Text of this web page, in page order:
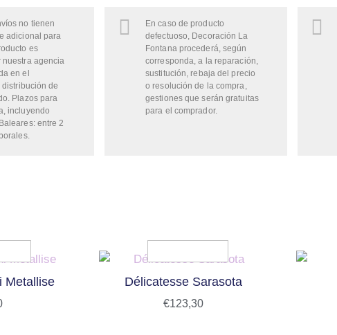
no tienen
adicional para
es
nuestra agencia
en el
distribución de
Plazos para
incluyendo
entre 2
En caso de producto
defectuoso, Decoración La
Fontana procederá, según
corresponda, a la reparación,
sustitución, rebaja del precio
o resolución de la compra,
gestiones que serán gratuitas
para el comprador.
Metallise Délicatesse Sarasota
€123,30